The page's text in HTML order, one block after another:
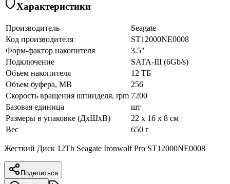
Характеристики
Производитель
Seagate
Код производителя
ST12000NE0008
Форм-фактор накопителя
3.5"
Подключение
SATA-III (6Gb/s)
Объем накопителя
12 ТБ
Объем буфера, MB
256
Скорость вращения шпинделя, rpm 7200
Базовая единица
шт
Размеры в упаковке (ДхШхВ)
22 x 16 x 8 см
Вес
650 г
Жесткий Диск 12Tb Seagate Ironwolf Pro ST12000NE0008
Поделиться